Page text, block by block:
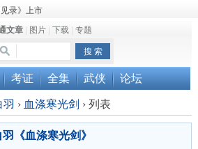
录》上市
满结束
版已上市
文章| 图片| 下载| 专题
考证 全集 武侠 论坛
羽 › 血涤寒光剑 ›列表
羽《血涤寒光剑》